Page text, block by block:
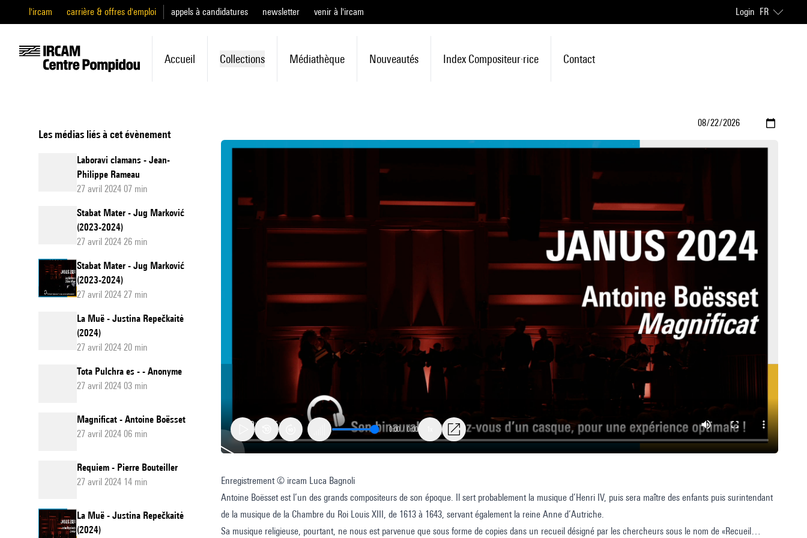
l'ircam carrière & offres d'emploi appels à candidatures newsletter venir à l'ircam Login FR
Accueil Collections Médiathèque Nouveautés Index Compositeur·rice Contact
Les médias liés à cet évènement
Laboravi clamans - Jean-
Philippe Rameau
27 avril 2024 07 min
Stabat Mater - Jug Marković
(2023-2024)
27 avril 2024 26 min
Stabat Mater - Jug Marković
(2023-2024)
27 avril 2024 27 min
La Muë - Justina Repečkaitė
(2024)
27 avril 2024 20 min
Tota Pulchra es - - Anonyme
27 avril 2024 03 min
Magnificat - Antoine Boësset
27 avril 2024 06 min
Requiem - Pierre Bouteiller
27 avril 2024 14 min
La Muë - Justina Repečkaitė
(2024)
Magnificat
0:00 / 0:00
Enregistrement © ircam Luca Bagnoli
Antoine Boësset est l’un des grands compositeurs de son époque. Il sert probablement la musique d’Henri IV, puis sera maître des enfants puis surintendant
de la musique de la Chambre du Roi Louis XIII, de 1613 à 1643, servant également la reine Anne d’Autriche.
Sa musique religieuse, pourtant, ne nous est parvenue que sous forme de copies dans un recueil désigné par les chercheurs sous le nom de «Recueil